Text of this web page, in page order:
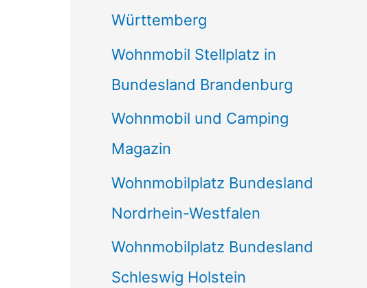
Württemberg
Wohnmobil Stellplatz in
Bundesland Brandenburg
Wohnmobil und Camping
Magazin
Wohnmobilplatz Bundesland
Nordrhein-Westfalen
Wohnmobilplatz Bundesland
Schleswig Holstein